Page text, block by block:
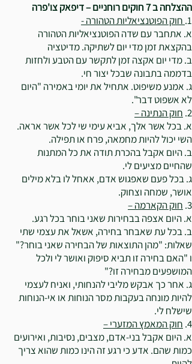
ההצלחה ב 7 חוקים רוחניים – דיפאק צו'פרה
1. חוק הפוטנציאליות הטהורה -
א. אתחבר עם שדה הפוטנציאליות הטהורה
בהקצאת זמן מדי יום לשתיקה. מדיטציה
ב. מדי יום אקצה זמן לתקשר עם הטבע ולחזות
בדממה בתבונה שבכל יצור חי.
ג. אמנע משיפוט. אתחיל את יומי באמירה "היום
לא אשפוט דבר".
2. חוק הנתינה –
א. בכל אשר אלך, אביא עימי שי לכל אשר אראה.
השי יכול להיות מחמאה, פרח או תפילה.
ב. היום אקבל בהכרת תודה את כל המתנות
שהחיים מציעים לי.
ג. בכל פעם שאפגוש אדם, אאחל לו בלא מילים
אושר, שמחה וצחוק.
3. חוק הקארמה –
א. היום אצפה בבחירות שאני בוחר בכל רגע.
ב. בכל עת שאבחר בחירה, אשאל את עצמי שתי
שאלות: "מהן התוצאות של הבחירה שאני בוחר?"
ו "האם בחירה זו תביא סיפוק ואושר לי ולכל
המושפעים מבחירה זו?"
ג. אחר כך אבקש מליבי להנחותי, ואניח לעצמי
להיות מונחה בעקבות מסר הנוחות או אי-הנוחות
שישלח לי.
4. חוק המאמץ המזערי –
א. היום אקבל בני-אדם, מצבים, נסיבות, ואירועים
כמות שהם. אדע כי רגע זה הינו כמות שהוא צריך